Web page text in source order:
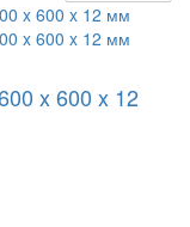
x 600 x 12